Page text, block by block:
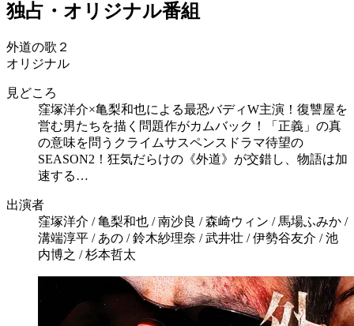
独占・オリジナル番組
外道の歌２
オリジナル
見どころ
窪塚洋介×亀梨和也による最恐バディW主演！復讐屋を
営む男たちを描く問題作がカムバック！「正義」の真
の意味を問うクライムサスペンスドラマ待望の
SEASON2！狂気だらけの《外道》が交錯し、物語は加
速する…
出演者
窪塚洋介 / 亀梨和也 / 南沙良 / 森崎ウィン / 馬場ふみか /
溝端淳平 / あの / 鈴木紗理奈 / 武井壮 / 伊勢谷友介 / 池
内博之 / 杉本哲太